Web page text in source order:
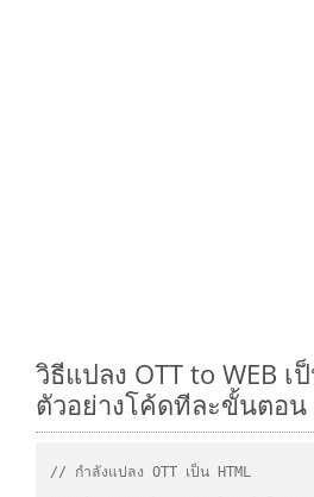
วิธีแปลง OTT to WEB เ
ตัวอย่างโค้ดทีละขั้นตอน
// กำลังแปลง OTT เป็น HTML